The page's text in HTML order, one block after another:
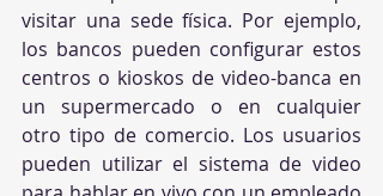
visitar una sede física. Por ejemplo,
los bancos pueden configurar estos
centros o kioskos de video-banca en
un supermercado o en cualquier
otro tipo de comercio. Los usuarios
pueden utilizar el sistema de video